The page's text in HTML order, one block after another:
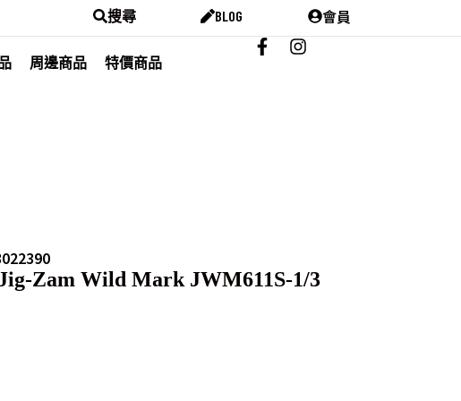
搜尋 BLOG 會員
周邊商品
特價商品
Zam Wild Mark JWM611S-1/3